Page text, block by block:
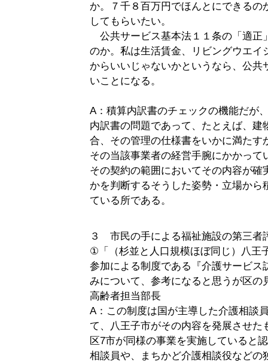
か。７千８百万円でほんとにできるの
してもらいたい。
公共サービス基本法１１条の「適正
のか。私は生活賃金、リビングウエイ
からいいじゃないかというなら、公共
いことになる。
A：積算内訳書のチェックの機能だが
内訳書の問題であって、たとえば、建
合、その管理の仕様書をいかに満たす
その当該事業者の経営手腕にかかって
その契約の範囲においてその内容が確
かを判断するそうした姿勢・立場から
ている所である。
３ 市民の手による福祉施設の第三者
①「（杉並と人口規模ほぼ同じ）八王
参加による制度である『介護サービス
みについて、参考になると思うが区の
高齢者担当部長
A：この制度は国が主導した介護相談
て、八王子市がその内容を発展させた
区7市が同様の事業を実施していると
相談員や、まちかど介護相談役などの